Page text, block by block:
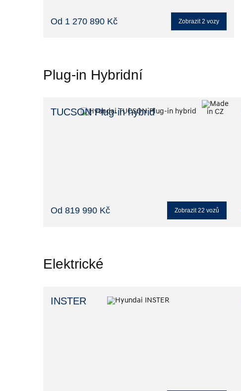
Od 1 270 890 Kč Zobrazit2 vozy
Plug-in Hybridní
TUCSON Plug-in hybrid
Od 819 990 Kč Zobrazit22 vozů
Elektrické
INSTER